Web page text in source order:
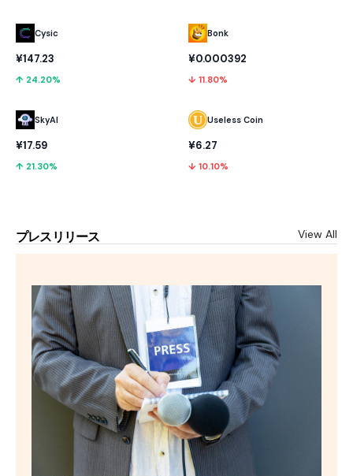
Cysic
¥147.23
↑ 24.20%
SkyAI
¥17.59
↑ 21.30%
Bonk
¥0.000392
↓ 11.80%
Useless Coin
¥6.27
↓ 10.10%
プレスリリース View All